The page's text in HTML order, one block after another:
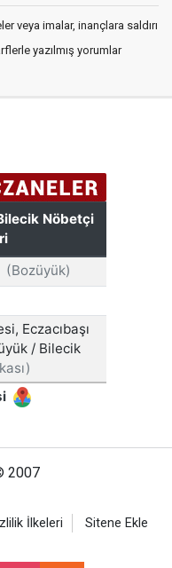
veya imalar, inançlara saldırı
yazılmış yorumlar
2007
İlkeleri Sitene Ekle